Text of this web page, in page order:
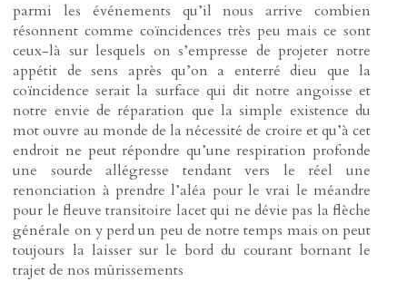
parmi les événements qu’il nous arrive combien
résonnent comme coïncidences très peu mais ce sont
ceux-là sur lesquels on s’empresse de projeter notre
appétit de sens après qu’on a enterré dieu que la
coïncidence serait la surface qui dit notre angoisse et
notre envie de réparation que la simple existence du
mot ouvre au monde de la nécessité de croire et qu’à cet
endroit ne peut répondre qu’une respiration profonde
une sourde allégresse tendant vers le réel une
renonciation à prendre l’aléa pour le vrai le méandre
pour le fleuve transitoire lacet qui ne dévie pas la flèche
générale on y perd un peu de notre temps mais on peut
toujours la laisser sur le bord du courant bornant le
trajet de nos mûrissements